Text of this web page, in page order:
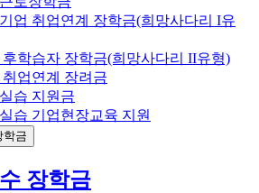
업 취업연계 장학금(희망사다리 I유
후학습자 장학금(희망사다리 II유형)
취업연계 장려금
습 지원금
습 기업현장교육 지원
학금
장학금